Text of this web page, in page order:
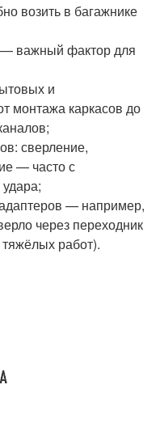
возить в багажнике
важный фактор для
и
монтажа каркасов до
сверление,
— часто с
— например,
через переходник
работ).